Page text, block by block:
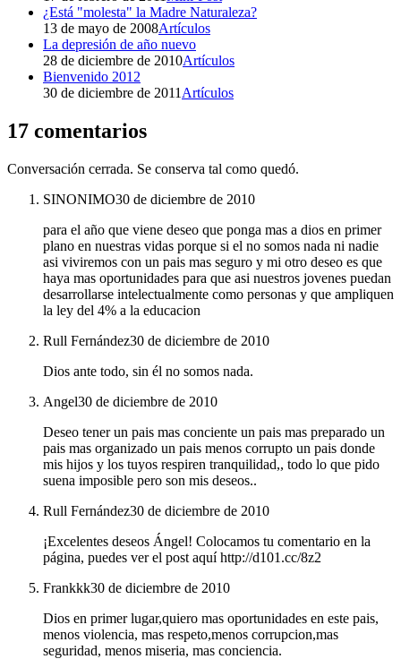
¿Está "molesta" la Madre Naturaleza?
13 de mayo de 2008Artículos
La depresión de año nuevo
28 de diciembre de 2010Artículos
Bienvenido 2012
30 de diciembre de 2011 Artículos
17 comentarios
Conversación cerrada. Se conserva tal como quedó.
SINONIMO30 de diciembre de 2010
para el año que viene deseo que ponga mas a dios en primer
plano en nuestras vidas porque si el no somos nada ni nadie
asi viviremos con un pais mas seguro y mi otro deseo es que
haya mas oportunidades para que asi nuestros jovenes puedan
desarrollarse intelectualmente como personas y que ampliquen
la ley del 4% a la educacion
Rull Fernández30 de diciembre de 2010
Dios ante todo, sin él no somos nada.
Angel30 de diciembre de 2010
Deseo tener un pais mas conciente un pais mas preparado un
pais mas organizado un pais menos corrupto un pais donde
mis hijos y los tuyos respiren tranquilidad,, todo lo que pido
suena imposible pero son mis deseos..
Rull Fernández30 de diciembre de 2010
¡Excelentes deseos Ángel! Colocamos tu comentario en la
página, puedes ver el post aquí http://d101.cc/8z2
Frankkk30 de diciembre de 2010
Dios en primer lugar,quiero mas oportunidades en este pais,
menos violencia, mas respeto,menos corrupcion,mas
seguridad, menos miseria, mas conciencia.